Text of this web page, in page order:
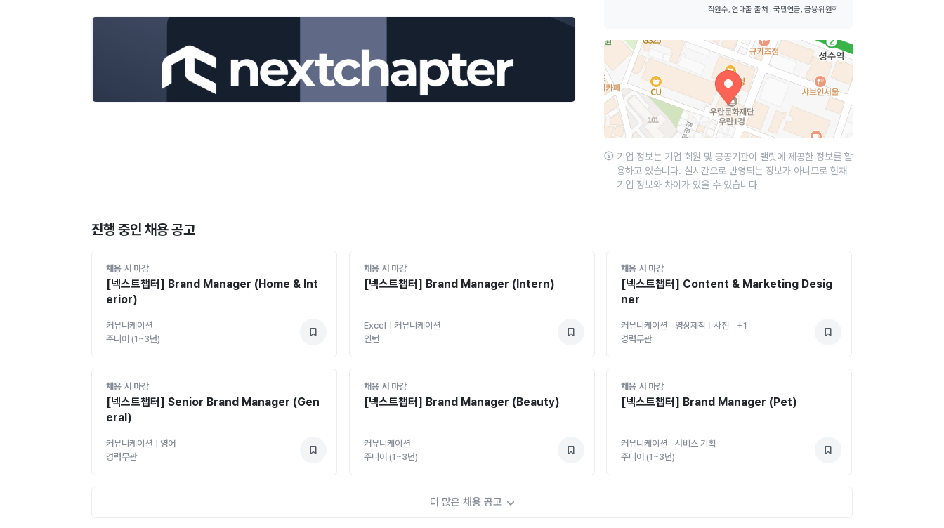
직원수, 연매출 출처 : 국민연금, 금융위원회
기업 정보는 기업 회원 및 공공기관이 랠릿에 제공한 정보를 활
용하고 있습니다. 실시간으로 반영되는 정보가 아니므로 현재
기업 정보와 차이가 있을 수 있습니다
진행 중인 채용 공고
채용 시 마감
[넥스트챕터] Brand Manager (Home & Int
erior)
커뮤니케이션
주니어 (1~3년)
채용 시 마감
[넥스트챕터] Brand Manager (Intern)
Excel
커뮤니케이션
인턴
채용 시 마감
[넥스트챕터] Content & Marketing Desig
ner
커뮤니케이션 영상제작 사진 +1
경력무관
채용 시 마감
[넥스트챕터] Senior Brand Manager (Gen
eral)
커뮤니케이션
영어
경력무관
채용 시 마감
[넥스트챕터] Brand Manager (Beauty)
커뮤니케이션
주니어 (1~3년)
채용 시 마감
[넥스트챕터] Brand Manager (Pet)
커뮤니케이션
서비스 기획
주니어 (1~3년)
더 많은 채용 공고